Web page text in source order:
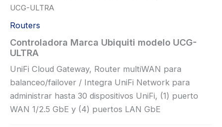
UCG-ULTRA
Routers
Controladora Marca Ubiquiti modelo UCG-
ULTRA
UniFi Cloud Gateway, Router multiWAN para
balanceo/failover / Integra UniFi Network para
administrar hasta 30 dispositivos UniFi, (1) puerto
WAN 1/2.5 GbE y (4) puertos LAN GbE